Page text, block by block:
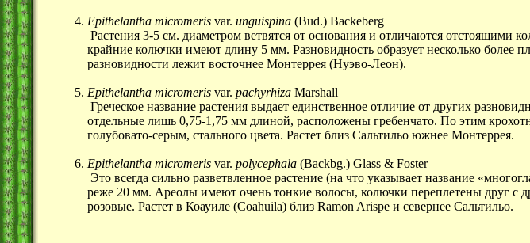
Epithelantha micromeris var. unguispina (Bud.) Backeberg
Растения 3-5 см. диаметром ветвятся от основания и отличаются
крайние колючки имеют длину 5 мм. Разновидность образует несколько более
разновидности лежит восточнее Монтеррея (Нуэво-Леон).
Epithelantha micromeris var. pachyrhiza Marshall
Греческое название растения выдает единственное отличие от других
отдельные лишь 0,75-1,75 мм длиной, расположены гребенчато. По этим
голубовато-серым, стального цвета. Растет близ Сальтильо южнее Монтеррея.
Epithelantha micromeris var. polycephala (Backbg.) Glass & Foster
Это всегда сильно разветвленное растение (на что указывает название
реже 20 мм. Ареолы имеют очень тонкие волосы, колючки переплетены друг
розовые. Растет в Коауиле (Coahuila) близ Ramon Arispe и севернее Сальтильо.